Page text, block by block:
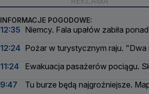
INFORMACJE POGODOWE:
12:35 Niemcy. Fala upałów zabiła ponad
12:24 Pożar w turystycznym raju. "Dwa
11:24
Ewakuacja pasażerów pociągu.
9:47
Tu burze będą najgroźniejsze.